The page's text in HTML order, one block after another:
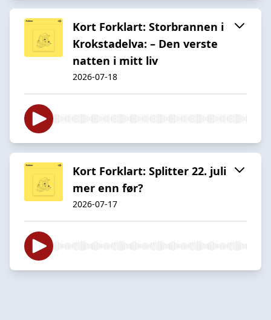
Kort Forklart: Storbrannen i
Krokstadelva: – Den verste
natten i mitt liv
2026-07-18
Kort Forklart: Splitter 22. juli
mer enn før?
2026-07-17